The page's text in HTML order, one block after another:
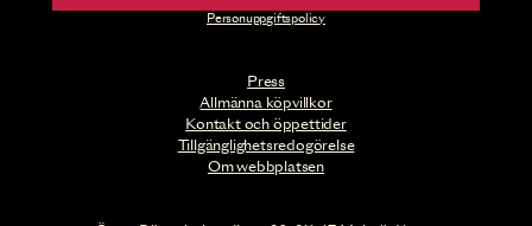
Press
Allmänna köpvillkor
Kontakt och öppettider
Tillgänglighetsredogörelse
Om webbplatsen
Personuppgiftspolicy